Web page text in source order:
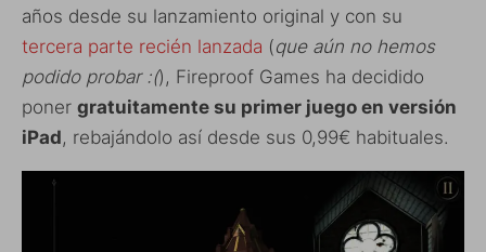
años desde su lanzamiento original y con su
tercera parte recién lanzada (que aún no hemos
podido probar :(), Fireproof Games ha decidido
poner gratuitamente su primer juego en versión
iPad, rebajándolo así desde sus 0,99€ habituales.